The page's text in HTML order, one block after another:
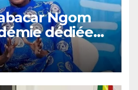
Ngom
dédiée
des